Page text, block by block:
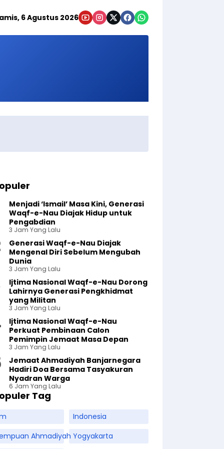
6 Agustus 2026
Menjadi ‘Ismail’ Masa Kini, Generasi
Waqf-e-Nau Diajak Hidup untuk
Pengabdian
3 Jam Yang Lalu
Generasi Waqf-e-Nau Diajak
Mengenal Diri Sebelum Mengubah
Dunia
3 Jam Yang Lalu
Ijtima Nasional Waqf-e-Nau Dorong
Lahirnya Generasi Pengkhidmat
yang Militan
3 Jam Yang Lalu
Ijtima Nasional Waqf-e-Nau
Perkuat Pembinaan Calon
Pemimpin Jemaat Masa Depan
3 Jam Yang Lalu
Jemaat Ahmadiyah Banjarnegara
Hadiri Doa Bersama Tasyakuran
Nyadran Warga
6 Jam Yang Lalu
Tag
Indonesia
Ahmadiyah Yogyakarta